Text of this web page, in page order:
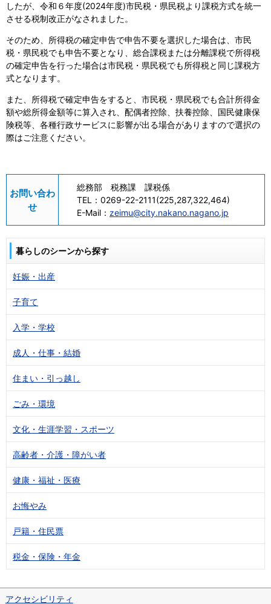
したが、令和６年度(2024年度)市民税・県民税より課税方式を統一
させる税制改正がなされました。
そのため、所得税の確定申告で申告不要を選択した場合は、市民
税・県民税でも申告不要となり、総合課税または分離課税で所得税
の確定申告を行った場合は市民税・県民税でも所得税と同じ課税方
式となります。
また、所得税で確定申告をすると、市民税・県民税でも合計所得金
額や総所得金額等に算入され、配偶者控除、扶養控除、国民健康保
険税等、各種行政サービスに影響が出る場合がありますので選択の
際はご注意ください。
お問い合わ
せ
総務部 税務課 課税係
TEL： 0269-22-2111(225,287,322,464)
E-Mail： zeimu@city.nakano.nagano.jp
暮らしのシーンから探す
妊娠・出産
子育て
入学・学校
成人・仕事・結婚
住まい・引っ越し
ごみ・環境
文化・生涯学習・スポーツ
高齢者・介護・障がい者
健康・福祉・医療
お悔やみ
戸籍・住民票
税金・保険・年金
アクセシビリティ